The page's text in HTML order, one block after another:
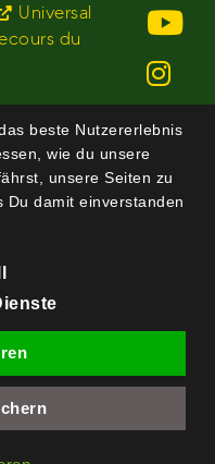
Universal
du
beste Nutzererlebnis
wie du unsere
unsere Seiten zu
Du damit einverstanden